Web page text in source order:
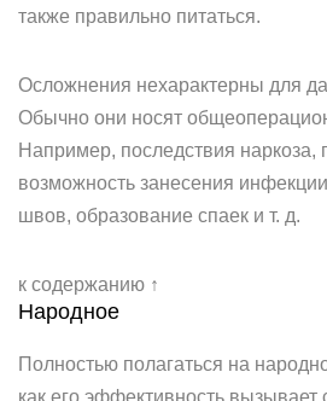
также правильно питаться.
Осложнения нехарактерны для
Обычно они носят
Например, последствия наркоза,
возможность занесения
швов, образование спаек и т. д.
к содержанию ↑
Народное
Полностью полагаться на
как его эффективность